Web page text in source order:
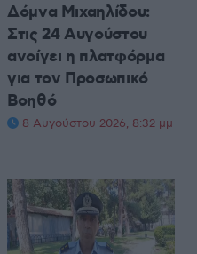
Δόμνα Μιχαηλίδου:
Στις 24 Αυγούστου
ανοίγει η πλατφόρμα
για τον Προσωπικό
Βοηθό
8 Αυγούστου 2026, 8:32 μμ